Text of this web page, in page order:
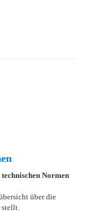
Normen
über die